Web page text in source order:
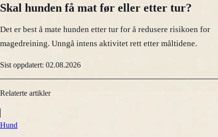
Skal hunden få mat før eller etter tur?
Det er best å mate hunden etter tur for å redusere risikoen for
magedreining. Unngå intens aktivitet rett etter måltidene.
Sist oppdatert: 02.08.2026
Relaterte artikler
Hund